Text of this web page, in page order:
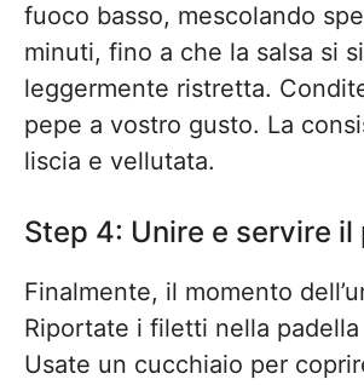
fuoco basso, mescolando
minuti, fino a che la salsa si
leggermente ristretta.
pepe a vostro gusto. La
liscia e vellutata.
Step 4: Unire e servire
Finalmente, il momento
Riportate i filetti nella padella
Usate un cucchiaio per